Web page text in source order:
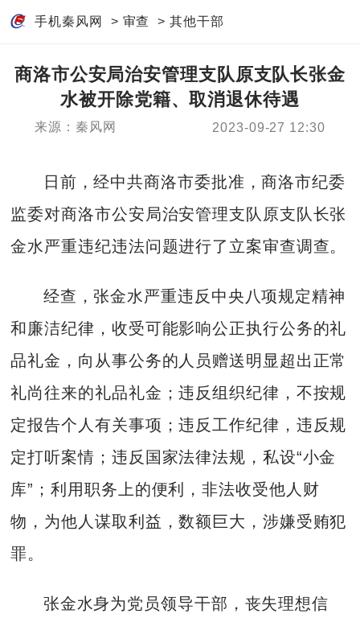
手机秦风网 > 审查 > 其他干部
商洛市公安局治安管理支队原支队长张金
水被开除党籍、取消退休待遇
来源：秦风网 2023-09-27 12:30
日前，经中共商洛市委批准，商洛市纪委
监委对商洛市公安局治安管理支队原支队长张
金水严重违纪违法问题进行了立案审查调查。
经查，张金水严重违反中央八项规定精神
和廉洁纪律，收受可能影响公正执行公务的礼
品礼金，向从事公务的人员赠送明显超出正常
礼尚往来的礼品礼金；违反组织纪律，不按规
定报告个人有关事项；违反工作纪律，违反规
定打听案情；违反国家法律法规，私设“小金
库”；利用职务上的便利，非法收受他人财
物，为他人谋取利益，数额巨大，涉嫌受贿犯
罪。
张金水身为党员领导干部，丧失理想信